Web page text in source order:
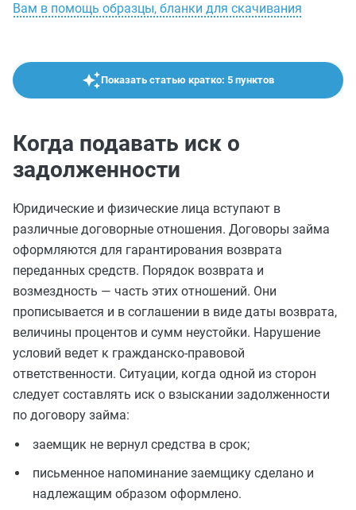
Вам в помощь образцы, бланки для скачивания
Показать статью кратко: 5 пунктов
Когда подавать иск о
задолженности
Юридические и физические лица вступают в
различные договорные отношения. Договоры займа
оформляются для гарантирования возврата
переданных средств. Порядок возврата и
возмездность — часть этих отношений. Они
прописывается и в соглашении в виде даты возврата,
величины процентов и сумм неустойки. Нарушение
условий ведет к гражданско-правовой
ответственности. Ситуации, когда одной из сторон
следует составлять иск о взыскании задолженности
по договору займа:
заемщик не вернул средства в срок;
письменное напоминание заемщику сделано и
надлежащим образом оформлено.